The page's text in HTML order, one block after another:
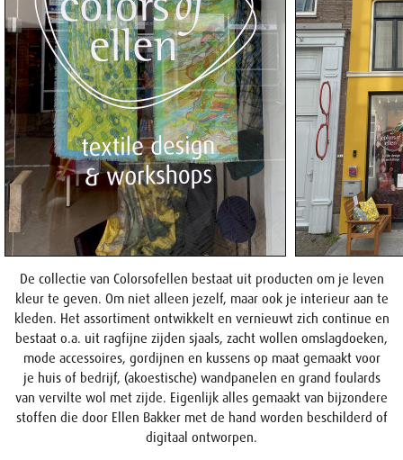
De collectie van Colorsofellen bestaat uit producten om je leven
kleur te geven. Om niet alleen jezelf, maar ook je interieur aan te
kleden. Het assortiment ontwikkelt en vernieuwt zich continue en
bestaat o.a. uit ragfijne zijden sjaals, zacht wollen omslagdoeken,
mode accessoires, gordijnen en kussens op maat gemaakt voor
je huis of bedrijf, (akoestische) wandpanelen en grand foulards
van vervilte wol met zijde. Eigenlijk alles gemaakt van bijzondere
stoffen die door Ellen Bakker met de hand worden beschilderd of
digitaal ontworpen.